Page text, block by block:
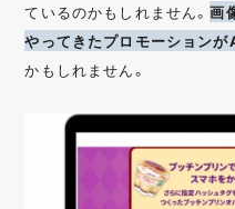
ているのかもしれません。画
やってきたプロモーション
かもしれません。